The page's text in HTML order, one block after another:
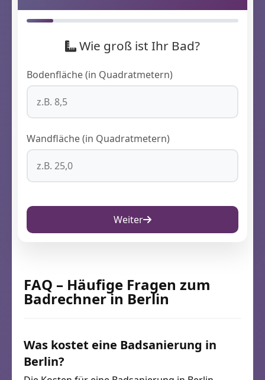
Wie groß ist Ihr Bad?
Bodenfläche (in Quadratmetern)
Wandfläche (in Quadratmetern)
Weiter
FAQ – Häufige Fragen zum
Badrechner in Berlin
Was kostet eine Badsanierung in
Berlin?